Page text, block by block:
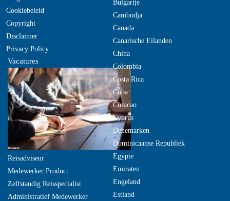
Cookiebeleid
Copyright
Disclaimer
Privacy Policy
Vacatures
Reisadviseur
Medewerker Product
Zelfstandig Reisspecialist
Administratief Medewerker
Bulgarije
Cambodja
Canada
Canarische Eilanden
China
Colombia
Costa Rica
Cuba
Curacao
Cyprus
Denemarken
Dominicaanse Republiek
Egypte
Emiraten
Engeland
Estland